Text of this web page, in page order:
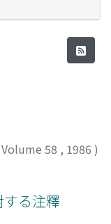
Volume 58 , 1986 )
る注釋